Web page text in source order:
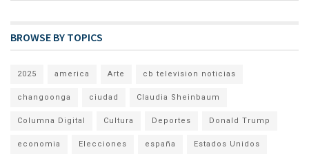
BROWSE BY TOPICS
2025 america Arte cb television noticias
changoonga ciudad Claudia Sheinbaum
Columna Digital Cultura Deportes Donald Trump
economia Elecciones españa Estados Unidos